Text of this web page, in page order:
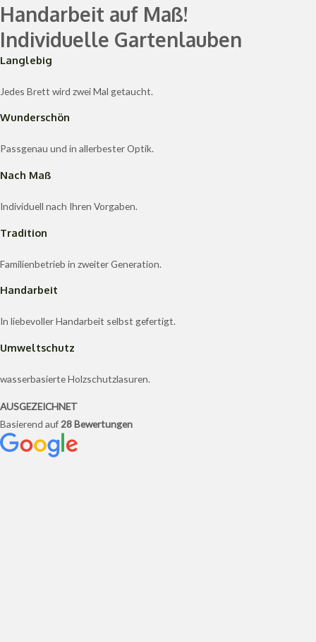
Handarbeit auf Maß!
Individuelle Gartenlauben
Langlebig
Jedes Brett wird zwei Mal getaucht.
Wunderschön
Passgenau und in allerbester Optik.
Nach Maß
Individuell nach Ihren Vorgaben.
Tradition
Familienbetrieb in zweiter Generation.
Handarbeit
In liebevoller Handarbeit selbst gefertigt.
Umweltschutz
wasserbasierte Holzschutzlasuren.
AUSGEZEICHNET
Basierend auf 28 Bewertungen